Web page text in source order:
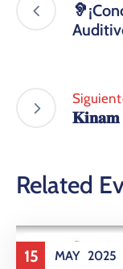
𝐊𝐢𝐧𝐚𝐦
Related
15 MAY 2025